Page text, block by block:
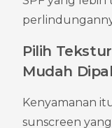
Pilih
Mudah
Kenyamanan
sunscreen